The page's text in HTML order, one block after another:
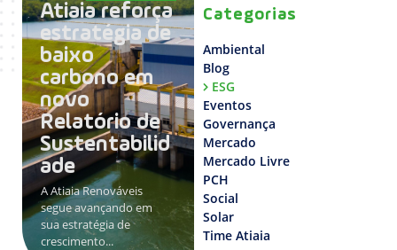
Atiaia reforça
estratégia de
baixo
carbono em
novo
Relatório de
Sustentabilid
ade
A Atiaia Renováveis
segue avançando em
sua estratégia de
crescimento...
Categorias
Ambiental
Blog
ESG
Eventos
Governança
Mercado
Mercado Livre
PCH
Social
Solar
Time Atiaia